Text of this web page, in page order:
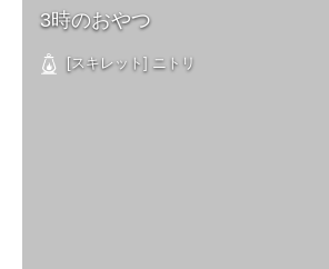
3時のおやつ
[スキレット] ニトリ